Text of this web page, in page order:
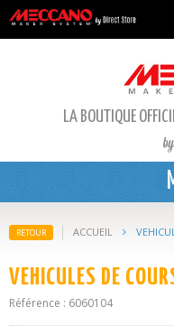
LA BOUTIQUE
RETOUR ACCUEIL
VEHICULES DE
Référence : 6060104